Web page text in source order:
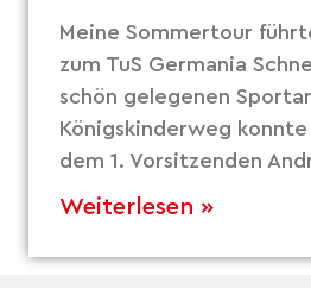
Meine Sommertour
zum TuS Germania
schön gelegenen
Königskinderweg
dem 1. Vorsitzenden
Weiterlesen »